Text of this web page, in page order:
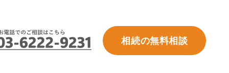
相続の無料相談